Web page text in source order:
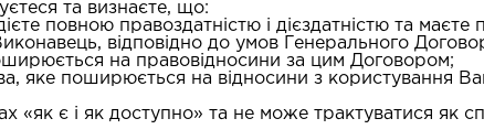
та визнаєте, що:
повною правоздатністю і дієздатністю та маєте
відповідно до умов Генерального
на правовідносини за цим Договором;
яке поширюється на відносини з користування
«як є і як доступно» та не може трактуватися як